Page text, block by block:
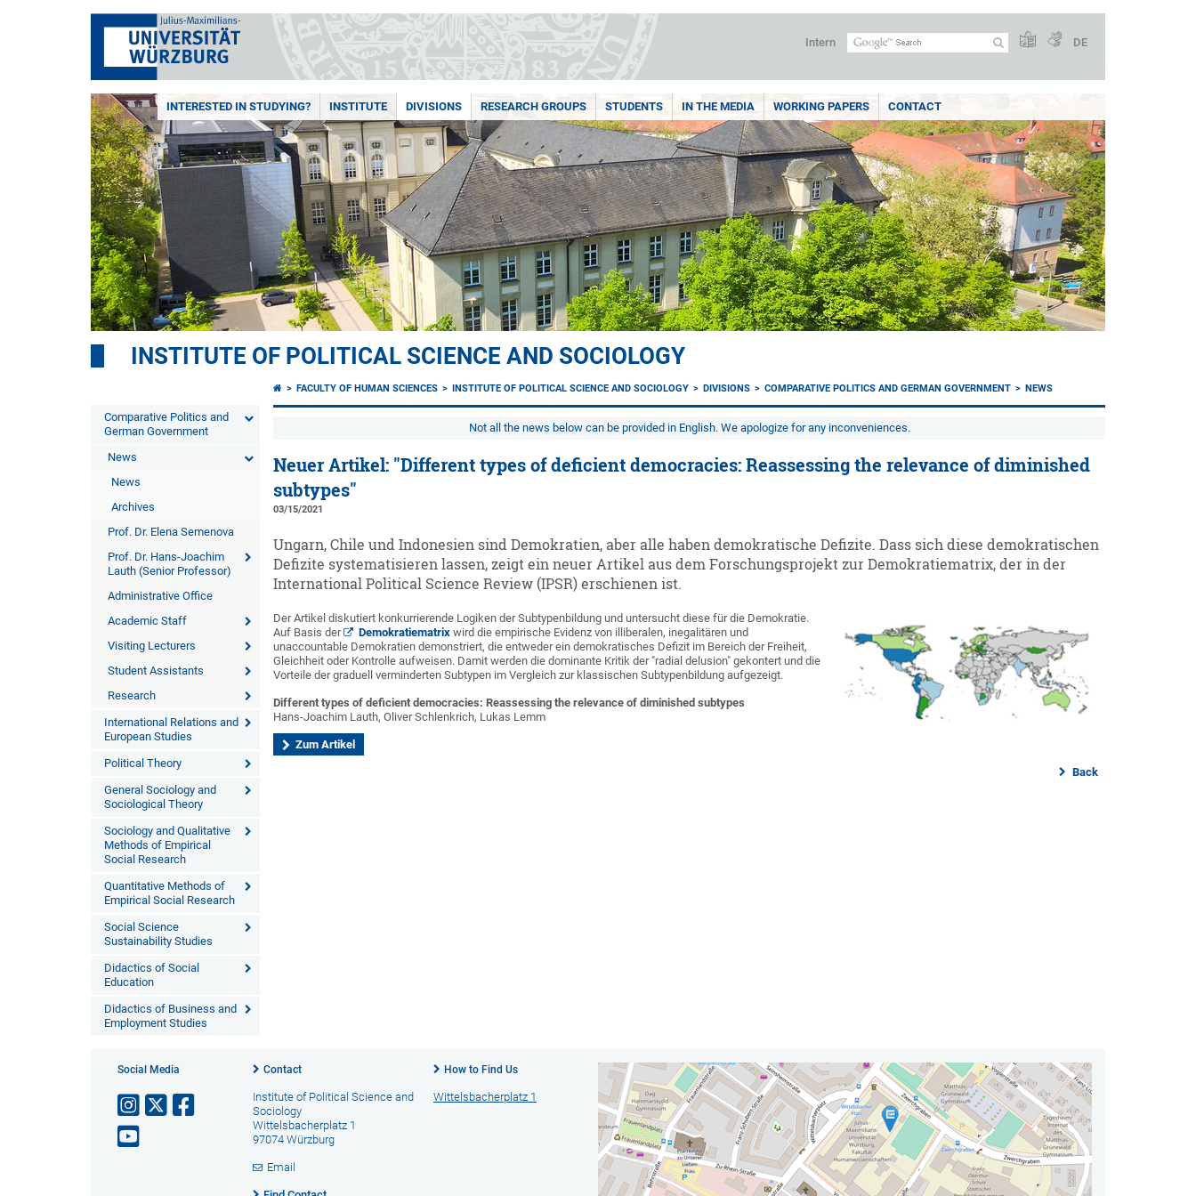
Intern DE
INTERESTED IN STUDYING? INSTITUTE DIVISIONS RESEARCH GROUPS STUDENTS IN THE MEDIA WORKING PAPERS CONTACT
INSTITUTE OF POLITICAL SCIENCE AND SOCIOLOGY
Comparative Politics and
German Government
News
News
Archives
Prof. Dr. Elena Semenova
Prof. Dr. Hans-Joachim
Lauth (Senior Professor)
Administrative Office
Academic Staff
Visiting Lecturers
Student Assistants
Research
International Relations and
European Studies
Political Theory
General Sociology and
Sociological Theory
Sociology and Qualitative
Methods of Empirical
Social Research
Quantitative Methods of
Empirical Social Research
Social Science
Sustainability Studies
Didactics of Social
Education
Didactics of Business and
Employment Studies
FACULTY OF HUMAN SCIENCES INSTITUTE OF POLITICAL SCIENCE AND SOCIOLOGY DIVISIONS COMPARATIVE POLITICS AND GERMAN GOVERNMENT NEWS
Not all the news below can be provided in English. We apologize for any inconveniences.
Neuer Artikel: "Different types of deficient democracies: Reassessing the relevance of diminished
subtypes"
03/15/2021
Ungarn, Chile und Indonesien sind Demokratien, aber alle haben demokratische Defizite. Dass sich diese demokratischen
Defizite systematisieren lassen, zeigt ein neuer Artikel aus dem Forschungsprojekt zur Demokratiematrix, der in der
International Political Science Review (IPSR) erschienen ist.
Der Artikel diskutiert konkurrierende Logiken der Subtypenbildung und untersucht diese für die Demokratie.
Auf Basis der
Demokratiematrixwird die empirische Evidenz von illiberalen, inegalitären und
unaccountable Demokratien demonstriert, die entweder ein demokratisches Defizit im Bereich der Freiheit,
Gleichheit oder Kontrolle aufweisen. Damit werden die dominante Kritik der "radial delusion" gekontert und die
Vorteile der graduell verminderten Subtypen im Vergleich zur klassischen Subtypenbildung aufgezeigt.
Different types of deficient democracies: Reassessing the relevance of diminished subtypes
Hans-Joachim Lauth, Oliver Schlenkrich, Lukas Lemm
Zum Artikel
Back
Social Media Contact
Institute of Political Science and
Sociology
Wittelsbacherplatz 1
97074 Würzburg
Email
How to Find Us
Wittelsbacherplatz 1